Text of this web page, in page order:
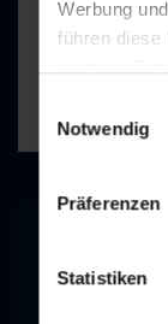
Werbung
führen diese
Nutzung der
Notwendig
Präferenzen
Statistiken
heute